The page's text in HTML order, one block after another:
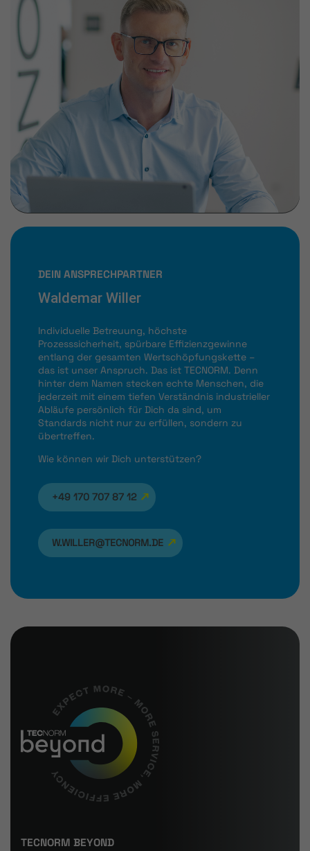
DEIN ANSPRECHPARTNER
Waldemar Willer
Individuelle Betreuung, höchste
Prozesssicherheit, spürbare Effizienzgewinne
entlang der gesamten Wertschöpfungskette –
das ist unser Anspruch. Das ist TECNORM. Denn
hinter dem Namen stecken echte Menschen, die
jederzeit mit einem tiefen Verständnis industrieller
Abläufe persönlich für Dich da sind, um
Standards nicht nur zu erfüllen, sondern zu
übertreffen.
Wie können wir Dich unterstützen?
+49 170 707 87 12
W.WILLER@TECNORM.DE
TECNORM BEYOND